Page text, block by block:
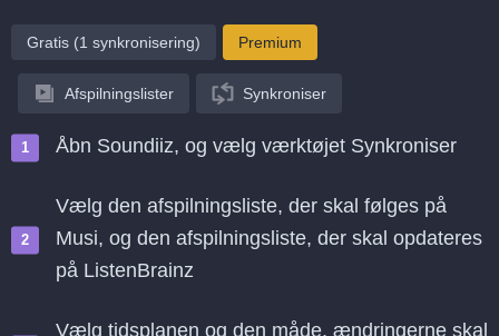
Gratis (1 synkronisering) Premium
Afspilningslister Synkroniser
Åbn Soundiiz, og vælg værktøjet Synkroniser
Vælg den afspilningsliste, der skal følges på
Musi, og den afspilningsliste, der skal opdateres
på ListenBrainz
Vælg tidsplanen og den måde, ændringerne skal